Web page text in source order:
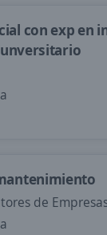
con exp en
de